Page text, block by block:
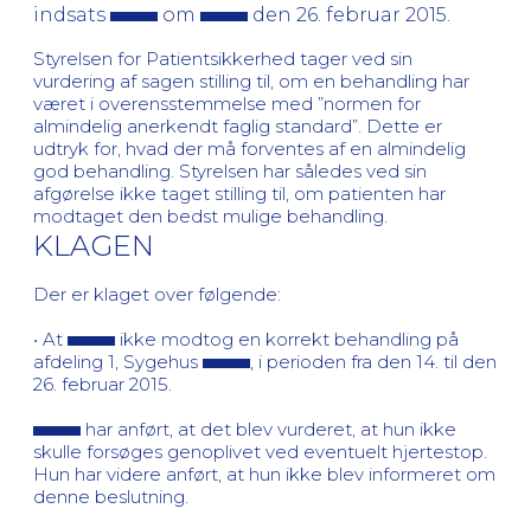
indsats
om
den 26. februar 2015.
Styrelsen for Patientsikkerhed tager ved sin
vurdering af sagen stilling til, om en behandling har
været i overensstemmelse med ”normen for
almindelig anerkendt faglig standard”. Dette er
udtryk for, hvad der må forventes af en almindelig
god behandling. Styrelsen har således ved sin
afgørelse ikke taget stilling til, om patienten har
modtaget den bedst mulige behandling.
KLAGEN
Der er klaget over følgende:
• At
ikke modtog en korrekt behandling på
afdeling 1, Sygehus
, i perioden fra den 14. til den
26. februar 2015.
har anført, at det blev vurderet, at hun ikke
skulle forsøges genoplivet ved eventuelt hjertestop.
Hun har videre anført, at hun ikke blev informeret om
denne beslutning.